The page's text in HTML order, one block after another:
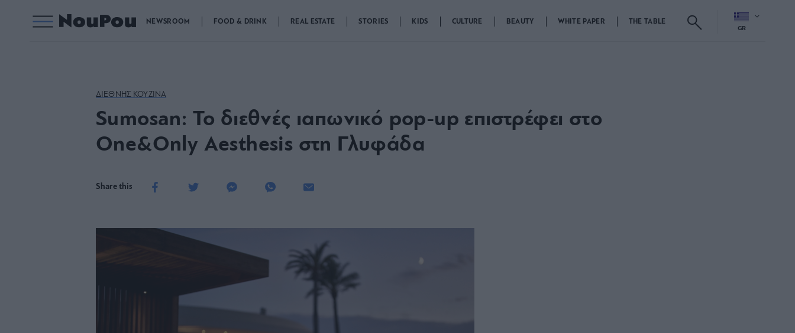
NEWSROOM FOOD & DRINK REAL ESTATE STORIES KIDS CULTURE BEAUTY WHITE PAPER THE TABLE
GR
ΔΙΕΘΝΗΣ ΚΟΥΖΙΝΑ
Sumosan: Το διεθνές ιαπωνικό pop-up επιστρέφει στο
One&Only Aesthesis στη Γλυφάδα
Share this